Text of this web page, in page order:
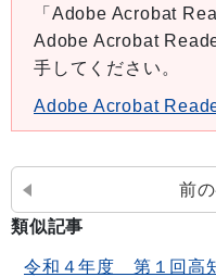
「Adobe Acrobat
Adobe Acrobat
手してください。
Adobe Acrobat
前
類似記事
令和４年度 第１回高